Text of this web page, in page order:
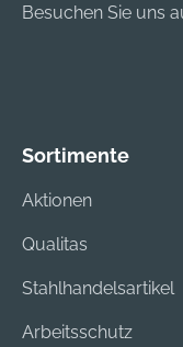
Besuchen Sie uns
Sortimente
Aktionen
Qualitas
Stahlhandelsartikel
Arbeitsschutz